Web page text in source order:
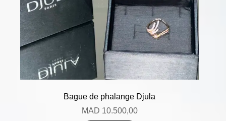
Bague de phalange Djula
MAD 10.500,00